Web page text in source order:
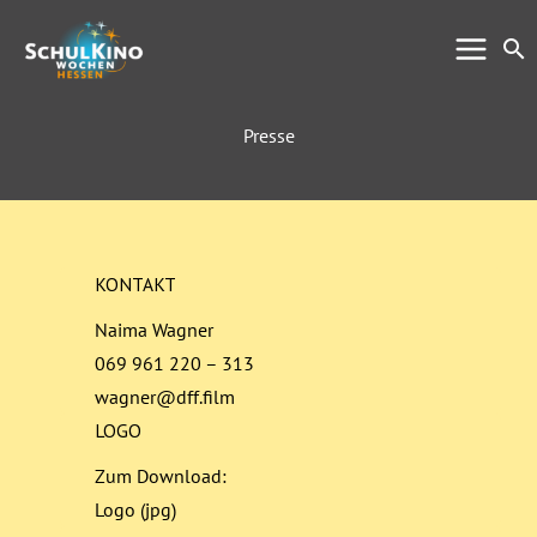
Inhalt
springen
Presse
KONTAKT
Naima Wagner
069 961 220 – 313
wagner@dff.film
LOGO
Zum Download:
Logo (jpg)